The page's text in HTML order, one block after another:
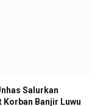
Salurkan
Banjir Luwu